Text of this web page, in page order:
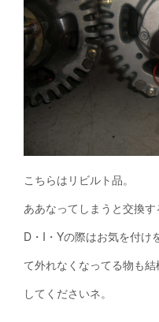
こちらはリビルト品。
ああなってしまうと交換
D・I・Yの際はお気を付け
て外れなくなってる物も
してくださいネ。